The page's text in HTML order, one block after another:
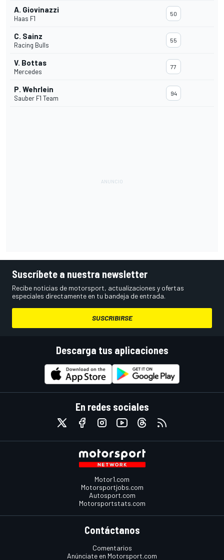
A. Giovinazzi
Haas F1
50
C. Sainz
Racing Bulls
55
V. Bottas
Mercedes
77
P. Wehrlein
Sauber F1 Team
94
Suscríbete a nuestra newsletter
Recibe noticias de motorsport, actualizaciones y ofertas
especiales directamente en tu bandeja de entrada.
SUSCRIBIRSE
Descarga tus aplicaciones
En redes sociales
Motor1.com
Motorsportjobs.com
Autosport.com
Motorsportstats.com
Contáctanos
Comentarios
Anúnciate en Motorsport.com